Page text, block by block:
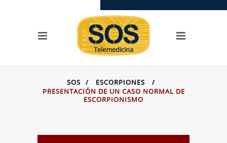
SERVICIOS
Llamada SOS
SOS Videoconferencias
OPCIONES
Centros de asistencia
toxicológica
SOS / ESCORPIONES
/
PRESENTACIÓN DE UN CASO NORMAL DE
ESCORPIONISMO